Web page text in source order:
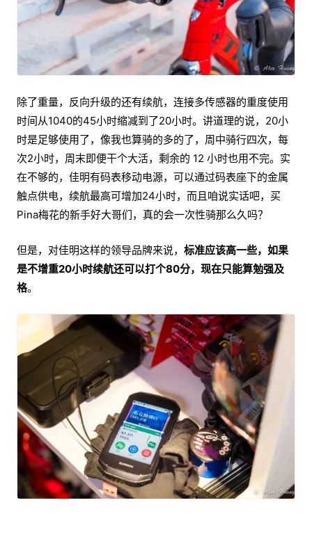
除了重量，反向升级的还有续航，连接多传感器的重度使用
时间从1040的45小时缩减到了20小时。讲道理的说，20小
时是足够使用了，像我也算骑的多的了，周中骑行四次，每
次2小时，周末即便干个大活，剩余的 12 小时也用不完。实
在不够的，佳明有码表移动电源，可以通过码表座下的金属
触点供电，续航最高可增加24小时，而且咱说实话吧，买
Pina梅花的新手好大哥们，真的会一次性骑那么久吗？
但是，对佳明这样的领导品牌来说， 标准应该高一些，如果
是不增重20小时续航还可以打个80分，现在只能算勉强及
格。